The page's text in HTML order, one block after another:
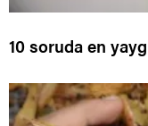
10 soruda en